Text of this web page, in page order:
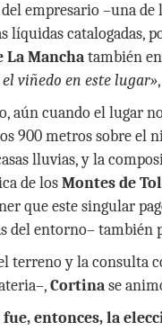
del empresario –una de
líquidas catalogadas,
Manchatambién
viñedo en este lugar»
aún cuando el lugar
900 metros sobre el
lluvias, y la
de losMontes de
que este singular
del entorno– también
terreno y la consulta
Cortinase
entonces, la